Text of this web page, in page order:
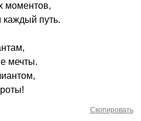
моментов,
путь.
мечты.
Скопировать